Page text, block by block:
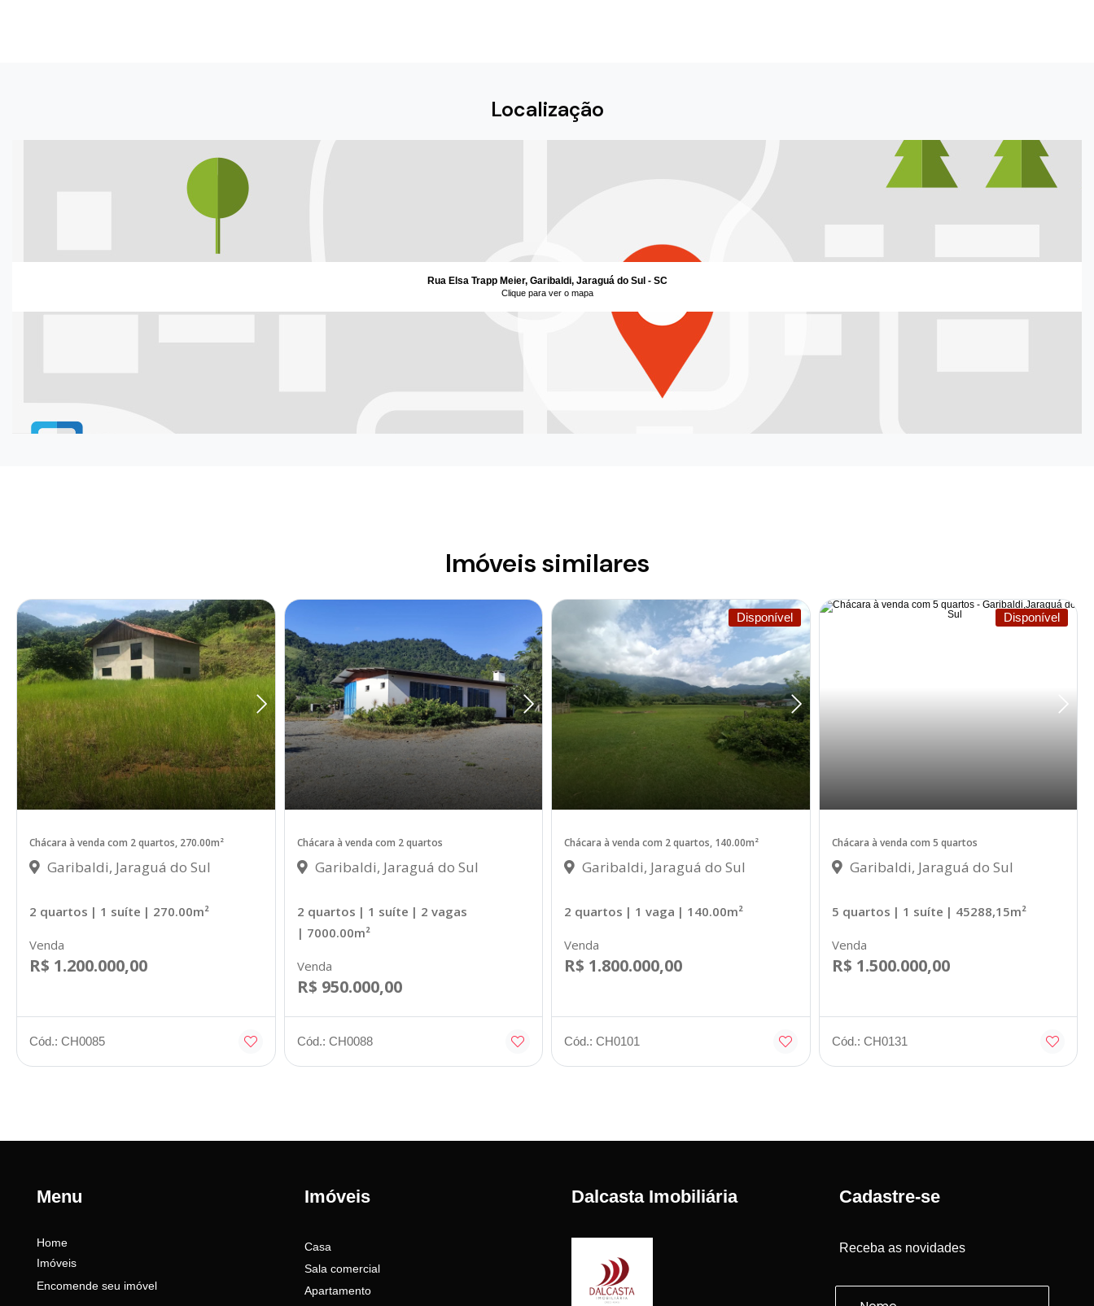
Localização
Rua Elsa Trapp Meier, Garibaldi, Jaraguá do Sul - SC
Clique para ver o mapa
Imóveis similares
Chácara à venda com 2 quartos, 270.00m²
Garibaldi, Jaraguá do Sul
2 quartos | 1 suíte | 270.00m²
Venda
R$ 1.200.000,00
Cód.: CH0085
Chácara à venda com 2 quartos
Garibaldi, Jaraguá do Sul
2 quartos | 1 suíte | 2 vagas
| 7000.00m²
Venda
R$ 950.000,00
Cód.: CH0088
Disponível
Chácara à venda com 2 quartos, 140.00m²
Garibaldi, Jaraguá do Sul
2 quartos | 1 vaga | 140.00m²
Venda
R$ 1.800.000,00
Cód.: CH0101
Disponível
Chácara à venda com 5 quartos
Garibaldi, Jaraguá do Sul
5 quartos | 1 suíte | 45288,15m²
Venda
R$ 1.500.000,00
Cód.: CH0131
Menu
Home
Imóveis
Encomende seu imóvel
Imóveis
Casa
Sala comercial
Apartamento
Dalcasta Imobiliária Cadastre-se
Receba as novidades